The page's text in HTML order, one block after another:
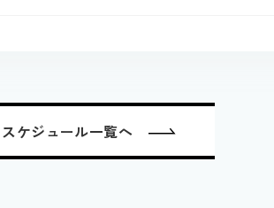
スケジュール一覧へ